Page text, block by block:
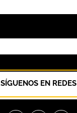
SÍGUENOS EN REDES